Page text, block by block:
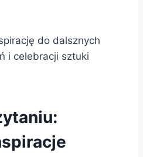
do dalsznych
i celebracji sztuki